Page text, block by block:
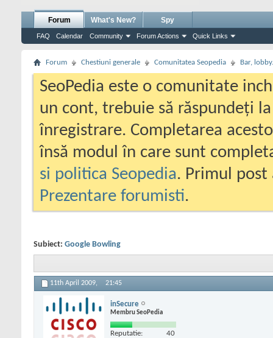
Forum
FAQ Calendar Community Forum Actions Quick Links
What's New? Spy
Forum Chestiuni generale Comunitatea Seopedia Bar,
SeoPedia este o comunitate
un cont, trebuie să răspundeți
înregistrare. Completarea
însă modul în care sunt
si politica Seopedia. Primul
Prezentare forumisti.
Subiect: Google Bowling
11th April 2009, 21:45
inSecure
Membru SeoPedia
Reputatie: 40